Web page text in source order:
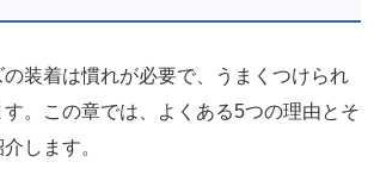
装着は慣れが必要で、うまくつけられ
。この章では、よくある5つの理由とそ
します。